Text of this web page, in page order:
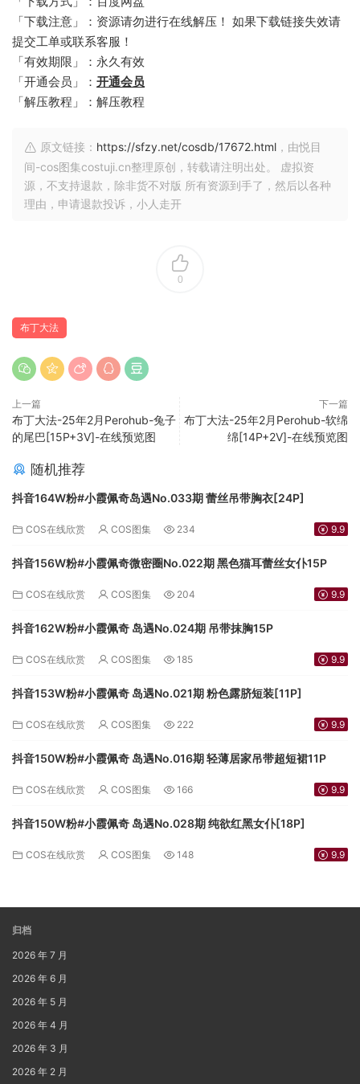
「下载注意」：资源请勿进行在线解压！ 如果下载链接失效请
提交工单或联系客服！
「有效期限」：永久有效
「开通会员」： 开通会员
「解压教程」：解压教程
原文链接： https://sfzy.net/cosdb/17672.html ，由悦目
间-cos图集costuji.cn整理原创，转载请注明出处。 虚拟资
源，不支持退款，除非货不对版 所有资源到手了，然后以各种
理由，申请退款投诉，小人走开
0
布丁大法
上一篇
布丁大法-25年2月Perohub-兔子
的尾巴[15P+3V]-在线预览图
下一篇
布丁大法-25年2月Perohub-软绵
绵[14P+2V]-在线预览图
随机推荐
抖音164W粉#小霞佩奇岛遇No.033期 蕾丝吊带胸衣[24P]
COS在线欣赏 COS图集 234 9.9
抖音156W粉#小霞佩奇微密圈No.022期 黑色猫耳蕾丝女仆15P
COS在线欣赏 COS图集 204 9.9
抖音162W粉#小霞佩奇 岛遇No.024期 吊带抹胸15P
COS在线欣赏 COS图集 185 9.9
抖音153W粉#小霞佩奇 岛遇No.021期 粉色露脐短装[11P]
COS在线欣赏 COS图集 222 9.9
抖音150W粉#小霞佩奇 岛遇No.016期 轻薄居家吊带超短裙11P
COS在线欣赏 COS图集 166 9.9
抖音150W粉#小霞佩奇 岛遇No.028期 纯欲红黑女仆[18P]
COS在线欣赏 COS图集 148 9.9
归档
2026 年 7 月
2026 年 6 月
2026 年 5 月
2026 年 4 月
2026 年 3 月
2026 年 2 月